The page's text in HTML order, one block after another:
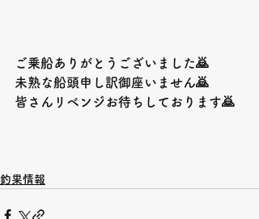
ご乗船ありがとうございました🙇
未熟な船頭申し訳御座いません🙇
皆さんリベンジお待ちしております🙇
釣果情報